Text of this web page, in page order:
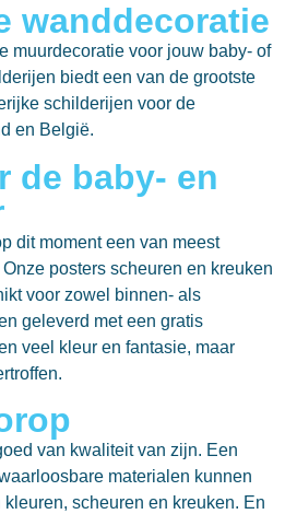
wanddecoratie
muurdecoratie voor jouw baby- of
biedt een van de grootste
schilderijen voor de
en België.
de baby- en
dit moment een van meest
posters scheuren en kreuken
voor zowel binnen- als
geleverd met een gratis
veel kleur en fantasie, maar
van kwaliteit van zijn. Een
materialen kunnen
scheuren en kreuken. En